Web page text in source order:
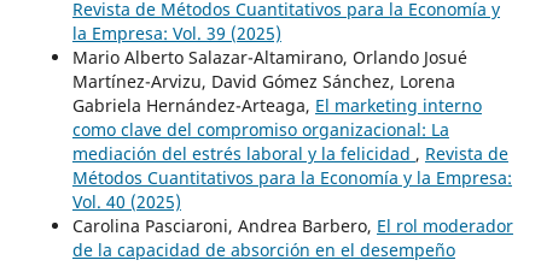
Revista de Métodos Cuantitativos para la Economía y
la Empresa: Vol. 39 (2025)
Mario Alberto Salazar-Altamirano, Orlando Josué
Martínez-Arvizu, David Gómez Sánchez, Lorena
Gabriela Hernández-Arteaga, El marketing interno
como clave del compromiso organizacional: La
mediación del estrés laboral y la felicidad , Revista de
Métodos Cuantitativos para la Economía y la Empresa:
Vol. 40 (2025)
Carolina Pasciaroni, Andrea Barbero, El rol moderador
de la capacidad de absorción en el desempeño